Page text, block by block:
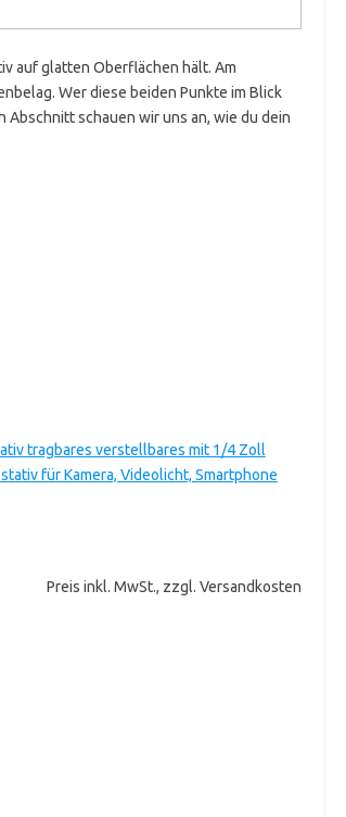
auf glatten Oberflächen hält. Am
Wer diese beiden Punkte im Blick
Abschnitt schauen wir uns an, wie du dein
tragbares verstellbares mit 1/4 Zoll
für Kamera, Videolicht, Smartphone
Preis inkl. MwSt., zzgl. Versandkosten